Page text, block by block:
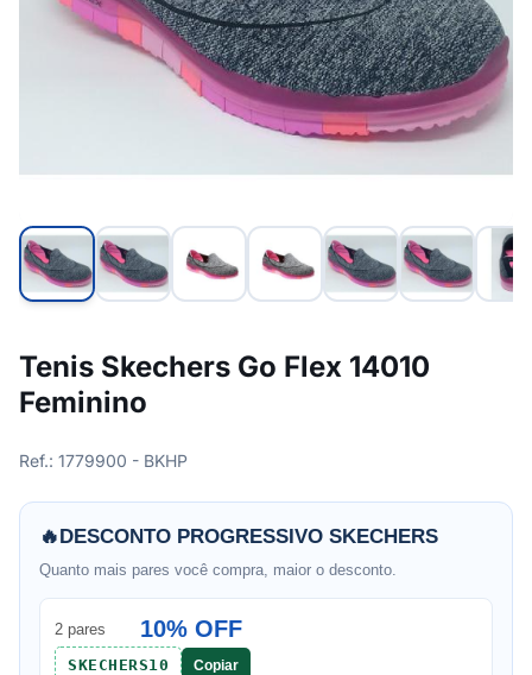
Tenis Skechers Go Flex 14010
Feminino
Ref.: 1779900 - BKHP
🔥DESCONTO PROGRESSIVO SKECHERS
Quanto mais pares você compra, maior o desconto.
2 pares 10% OFF
SKECHERS10 Copiar